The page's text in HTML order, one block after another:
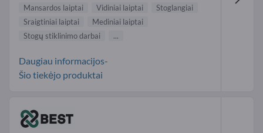
Mansardos laiptai Vidiniai laiptai
Stoglangiai
Sraigtiniai laiptai
Mediniai laiptai
Stogų stiklinimo darbai
...
Daugiau informacijos-
Šio tiekėjo produktai